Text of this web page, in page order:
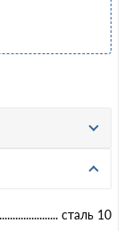
сталь 10